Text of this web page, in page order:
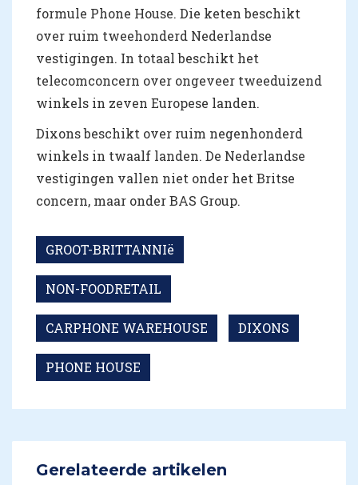
formule Phone House. Die keten beschikt
over ruim tweehonderd Nederlandse
vestigingen. In totaal beschikt het
telecomconcern over ongeveer tweeduizend
winkels in zeven Europese landen.
Dixons beschikt over ruim negenhonderd
winkels in twaalf landen. De Nederlandse
vestigingen vallen niet onder het Britse
concern, maar onder BAS Group.
GROOT-BRITTANNIë
NON-FOODRETAIL
CARPHONE WAREHOUSE DIXONS
PHONE HOUSE
Gerelateerde artikelen